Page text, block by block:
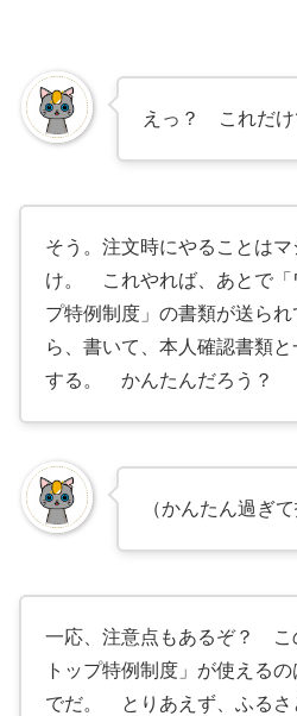
えっ？ これだけ
そう。注文時にやることは
け。 これやれば、あとで「
プ特例制度」の書類が送ら
ら、書いて、本人確認書類
する。 かんたんだろう？
（かんたん過ぎ
一応、注意点もあるぞ？ こ
トップ特例制度」が使えるの
でだ。 とりあえず、ふるさ